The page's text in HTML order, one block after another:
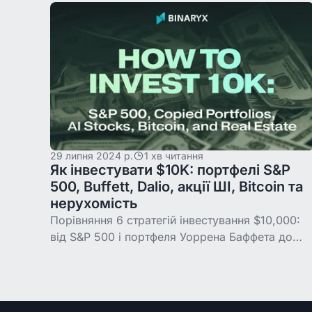
Matterport, AppFolio), ризики приватності та
29 липня 2024 р. 1 хв читання
Як інвестувати $10K: портфелі S&P
500, Buffett, Dalio, акції ШІ, Bitcoin та
нерухомість
Порівняння 6 стратегій інвестування $10,000:
від S&P 500 і портфеля Уоррена Баффета до